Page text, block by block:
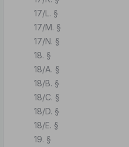
17/L. §
17/M. §
17/N. §
18. §
18/A. §
18/B. §
18/C. §
18/D. §
18/E. §
19. §